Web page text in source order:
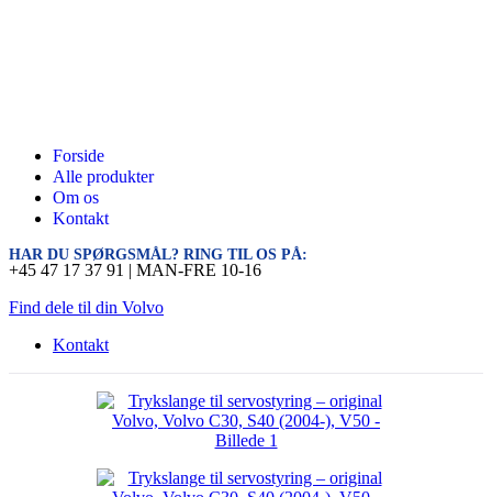
Forside
Alle produkter
Om os
Kontakt
HAR DU SPØRGSMÅL? RING TIL OS PÅ:
+45 47 17 37 91 | MAN-FRE 10-16
Find dele til din Volvo
Kontakt